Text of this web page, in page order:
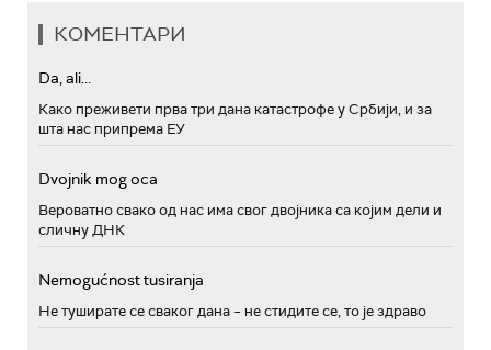
КОМЕНТАРИ
Da, ali...
Како преживети прва три дана катастрофе у Србији, и за
шта нас припрема ЕУ
Dvojnik mog oca
Вероватно свако од нас има свог двојника са којим дели и
сличну ДНК
Nemogućnost tusiranja
Не туширате се сваког дана – не стидите се, то је здраво